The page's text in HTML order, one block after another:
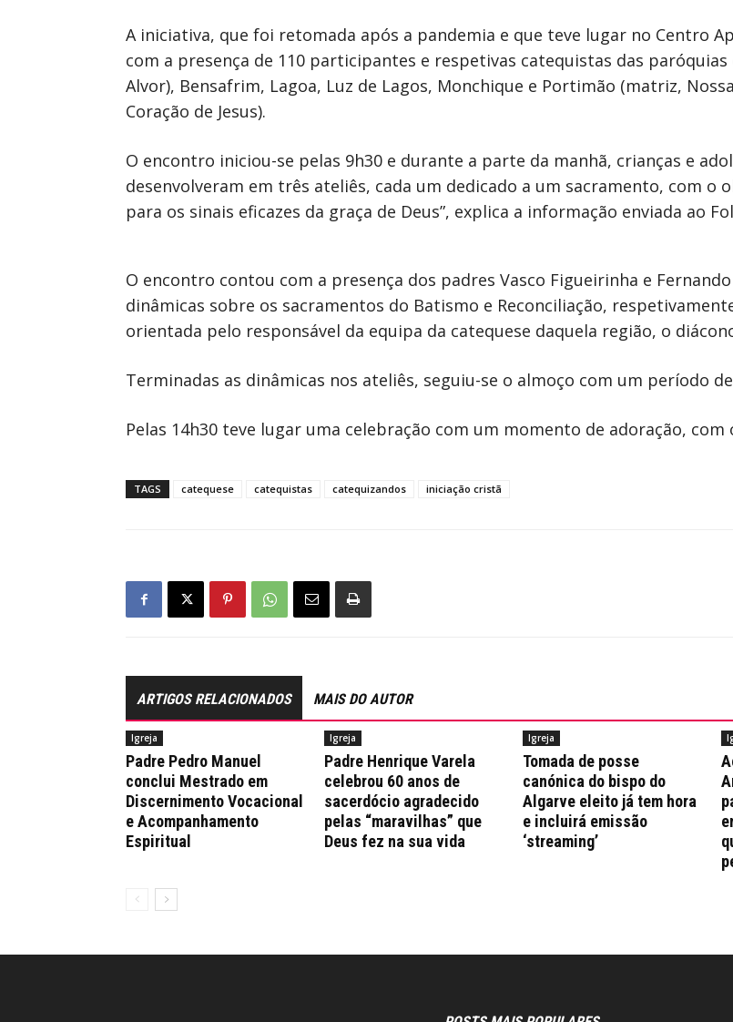
A iniciativa, que foi retomada após a pandemia e que teve lugar no Centro
com a presença de 110 participantes e respetivas catequistas das
Alvor), Bensafrim, Lagoa, Luz de Lagos, Monchique e Portimão (matriz,
Coração de Jesus).
O encontro iniciou-se pelas 9h30 e durante a parte da manhã, crianças e
desenvolveram em três ateliês, cada um dedicado a um sacramento, com o
para os sinais eficazes da graça de Deus”, explica a informação enviada ao
O encontro contou com a presença dos padres Vasco Figueirinha e
dinâmicas sobre os sacramentos do Batismo e Reconciliação,
orientada pelo responsável da equipa da catequese daquela região, o
Terminadas as dinâmicas nos ateliês, seguiu-se o almoço com um período
Pelas 14h30 teve lugar uma celebração com um momento de adoração,
TAGS catequese catequistas catequizandos iniciação cristã
ARTIGOS RELACIONADOS MAIS DO AUTOR
Igreja
Padre Pedro Manuel
conclui Mestrado em
Discernimento Vocacional
e Acompanhamento
Espiritual
Igreja
Padre Henrique Varela
celebrou 60 anos de
sacerdócio agradecido
pelas “maravilhas” que
Deus fez na sua vida
Igreja
Tomada de posse
canónica do bispo do
Algarve eleito já tem hora
e incluirá emissão
‘streaming’